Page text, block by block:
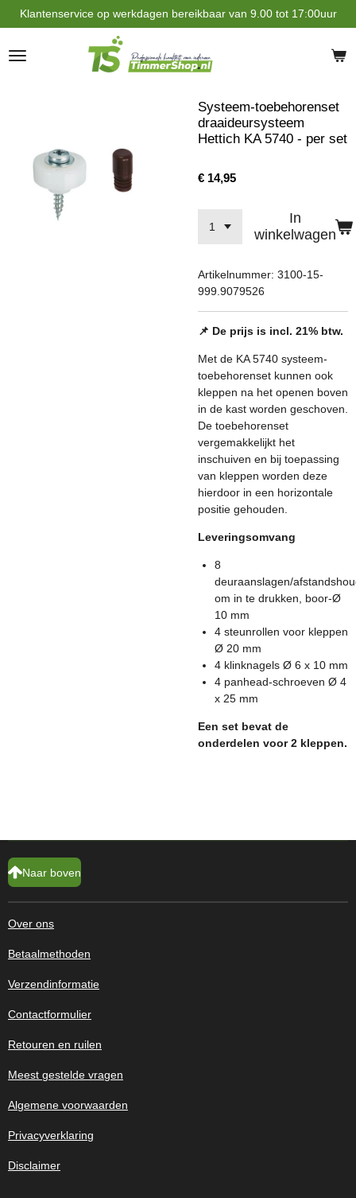
Ga
direct
naar
de
Klantenservice op werkdagen bereikbaar van 9.00 tot 17:00uur
Systeem-toebehorenset
draaideursysteem
Hettich KA 5740 - per set
€ 14,95
In
winkelwagen
Artikelnummer: 3100-15-
999.9079526
📌 De prijs is incl. 21% btw.
Met de KA 5740 systeem-
toebehorenset kunnen ook
kleppen na het openen boven
in de kast worden geschoven.
De toebehorenset
vergemakkelijkt het
inschuiven en bij toepassing
van kleppen worden deze
hierdoor in een horizontale
positie gehouden.
Leveringsomvang
8
deuraanslagen/
om in te drukken, boor-Ø
10 mm
4 steunrollen voor kleppen
Ø 20 mm
4 klinknagels Ø 6 x 10 mm
4 panhead-schroeven Ø 4
x 25 mm
Een set bevat de
onderdelen voor 2 kleppen.
Naar boven
Over ons
Betaalmethoden
Verzendinformatie
Contactformulier
Retouren en ruilen
Meest gestelde vragen
Algemene voorwaarden
Privacyverklaring
Disclaimer